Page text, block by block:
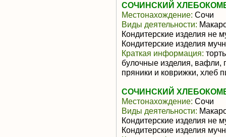
СОЧИНСКИЙ
Местонахождение: Сочи
Виды деятельности:
Кондитерские изделия не
Кондитерские изделия
Краткая информация:
булочные изделия, вафли,
пряники и коврижки, хлеб
СОЧИНСКИЙ
Местонахождение: Сочи
Виды деятельности:
Кондитерские изделия не
Кондитерские изделия